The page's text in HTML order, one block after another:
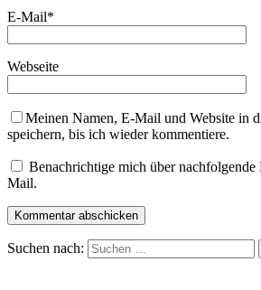
E-Mail*
Webseite
Meinen Namen, E-Mail und Website in
speichern, bis ich wieder kommentiere.
Benachrichtige mich über
Mail.
Suchen nach: